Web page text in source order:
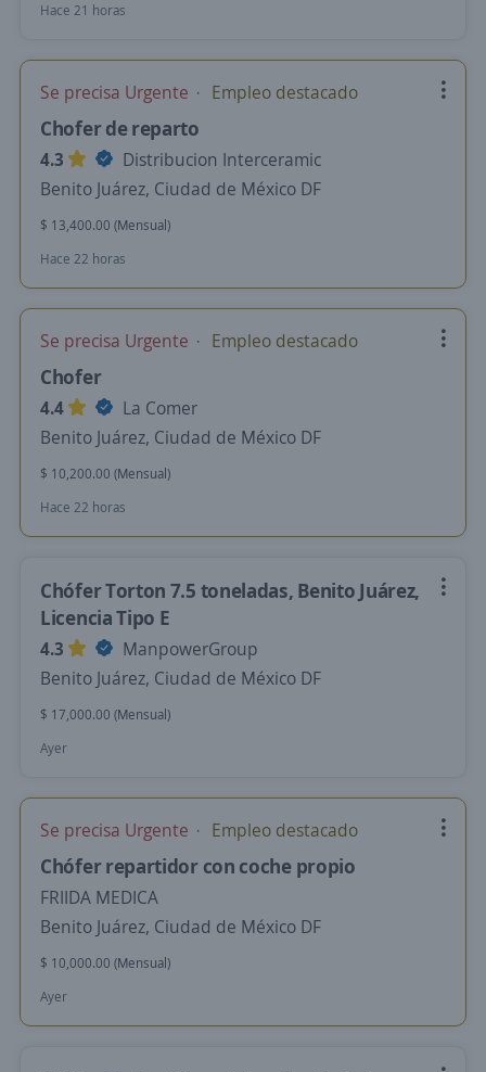
Hace 21 horas
Se precisa Urgente Empleo destacado
Chofer de reparto
4.3
Distribucion Interceramic
Benito Juárez, Ciudad de México DF
$ 13,400.00 (Mensual)
Hace 22 horas
Se precisa Urgente Empleo destacado
Chofer
4.4
La Comer
Benito Juárez, Ciudad de México DF
$ 10,200.00 (Mensual)
Hace 22 horas
Chófer Torton 7.5 toneladas, Benito Juárez,
Licencia Tipo E
4.3
ManpowerGroup
Benito Juárez, Ciudad de México DF
$ 17,000.00 (Mensual)
Ayer
Se precisa Urgente Empleo destacado
Chófer repartidor con coche propio
FRIIDA MEDICA
Benito Juárez, Ciudad de México DF
$ 10,000.00 (Mensual)
Ayer